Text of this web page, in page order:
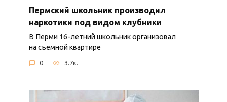
Пермский школьник производил
наркотики под видом клубники
В Перми 16-летний школьник организовал
на съемной квартире
0 3.7к.